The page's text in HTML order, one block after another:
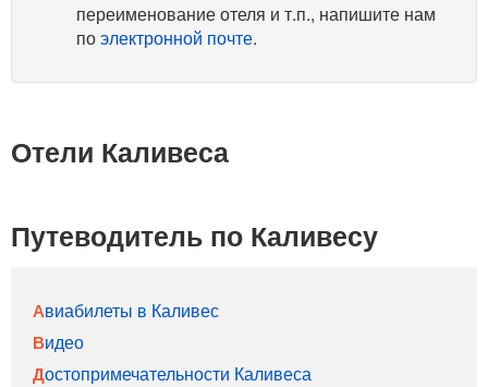
переименование отеля и т.п., напишите нам
поэлектронной почте.
Отели Каливеса
Путеводитель по Каливесу
Авиабилеты в Каливес
Видео
Достопримечательности Каливеса